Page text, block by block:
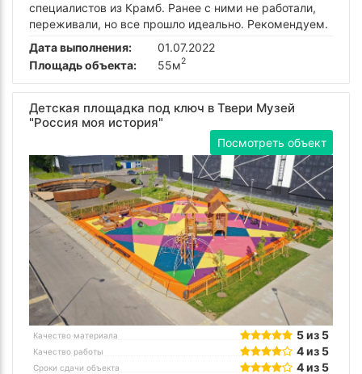
специалистов из Крамб. Ранее с ними не работали,
переживали, но все прошло идеально. Рекомендуем.
Дата выполнения:
01.07.2022
Площадь объекта:
55м2
Детская площадка под ключ в Твери Музей
"Россия моя история"
Посмотреть объект
Качество материала 5 из 5
Качество работы 4 из 5
Сроки сдачи объекта
4 из 5